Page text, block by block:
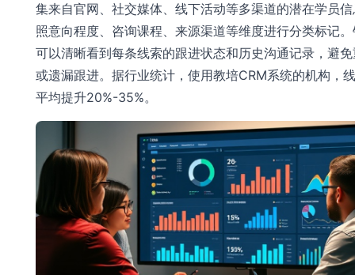
集来自官网、社交媒体、线下活动等多渠道的潜在学员
照意向程度、咨询课程、来源渠道等维度进行分类标记
可以清晰看到每条线索的跟进状态和历史沟通记录，避
或遗漏跟进。据行业统计，使用教培CRM系统的机构，
平均提升20%-35%。